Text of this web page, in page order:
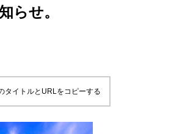
らせ。
タイトルとURLをコピーする